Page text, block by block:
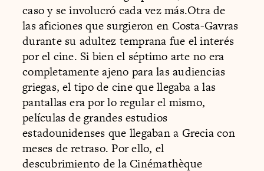
caso y se involucró cada vez más.Otra de
las aficiones que surgieron en Costa-Gavras
durante su adultez temprana fue el interés
por el cine. Si bien el séptimo arte no era
completamente ajeno para las audiencias
griegas, el tipo de cine que llegaba a las
pantallas era por lo regular el mismo,
películas de grandes estudios
estadounidenses que llegaban a Grecia con
meses de retraso. Por ello, el
descubrimiento de la Cinémathèque